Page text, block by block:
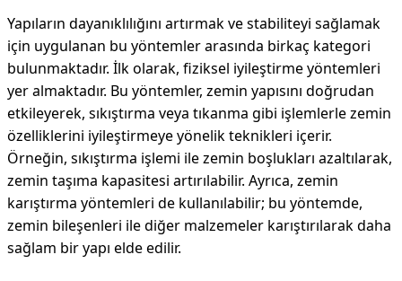
Yapıların dayanıklılığını artırmak ve stabiliteyi sağlamak
için uygulanan bu yöntemler arasında birkaç kategori
bulunmaktadır. İlk olarak, fiziksel iyileştirme yöntemleri
yer almaktadır. Bu yöntemler, zemin yapısını doğrudan
etkileyerek, sıkıştırma veya tıkanma gibi işlemlerle zemin
özelliklerini iyileştirmeye yönelik teknikleri içerir.
Örneğin, sıkıştırma işlemi ile zemin boşlukları azaltılarak,
zemin taşıma kapasitesi artırılabilir. Ayrıca, zemin
karıştırma yöntemleri de kullanılabilir; bu yöntemde,
zemin bileşenleri ile diğer malzemeler karıştırılarak daha
sağlam bir yapı elde edilir.